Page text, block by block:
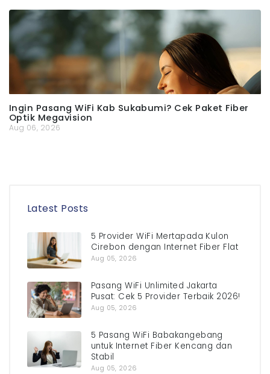
Ingin Pasang WiFi Kab Sukabumi? Cek Paket Fiber
Optik Megavision
Aug 06, 2026
Latest Posts
5 Provider WiFi Mertapada Kulon
Cirebon dengan Internet Fiber Flat
Aug 05, 2026
Pasang WiFi Unlimited Jakarta
Pusat: Cek 5 Provider Terbaik 2026!
Aug 05, 2026
5 Pasang WiFi Babakangebang
untuk Internet Fiber Kencang dan
Stabil
Aug 05, 2026